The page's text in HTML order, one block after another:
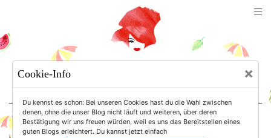
For Women. Not Girls.
Cookie-Info ×
Du kennst es schon: Bei unseren Cookies hast du die Wahl zwischen
denen, ohne die unser Blog nicht läuft und weiteren, über deren
Bestätigung wir uns freuen würden, weil es uns das Bereitstellen eines
guten Blogs erleichtert. Du kannst jetzt einfach